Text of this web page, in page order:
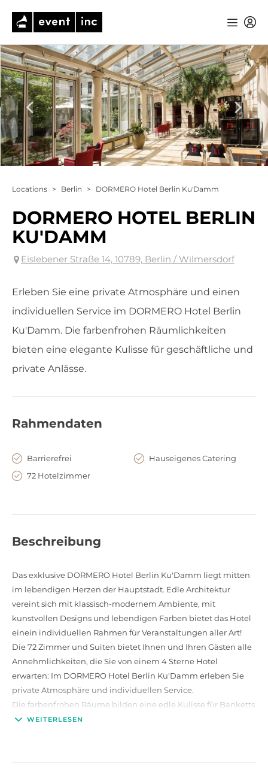
Locations > Berlin > DORMERO Hotel Berlin Ku'Damm
DORMERO HOTEL BERLIN
KU'DAMM
Eislebener Straße 14, 10789, Berlin / Wilmersdorf
Erleben Sie eine private Atmosphäre und einen
individuellen Service im DORMERO Hotel Berlin
Ku'Damm. Die farbenfrohen Räumlichkeiten
bieten eine elegante Kulisse für geschäftliche und
private Anlässe.
Rahmendaten
Barrierefrei
Hauseigenes Catering
72 Hotelzimmer
Beschreibung
Das exklusive DORMERO Hotel Berlin Ku'Damm liegt mitten
im lebendigen Herzen der Hauptstadt. Edle Architektur
vereint sich mit klassisch-modernem Ambiente, mit
kunstvollen Designs und lebendigen Farben bietet das Hotel
einein individuellen Rahmen für Veranstaltungen aller Art!
Die 72 Zimmer und Suiten bietet Ihnen und Ihren Gästen alle
Annehmlichkeiten, die Sie von einem 4 Sterne Hotel
erwarten: Im DORMERO Hotel Berlin Ku'Damm erleben Sie
private Atmosphäre und individuellen Service.
Die farbenfrohen Räume bilden eine edle Kulisse für Banketts
oder Meetings mit Geschäftspartnern. Mit insgesamt vier
des Hotels ist die hellen und begrünte Lounge im Herzen des
WEITERLESEN